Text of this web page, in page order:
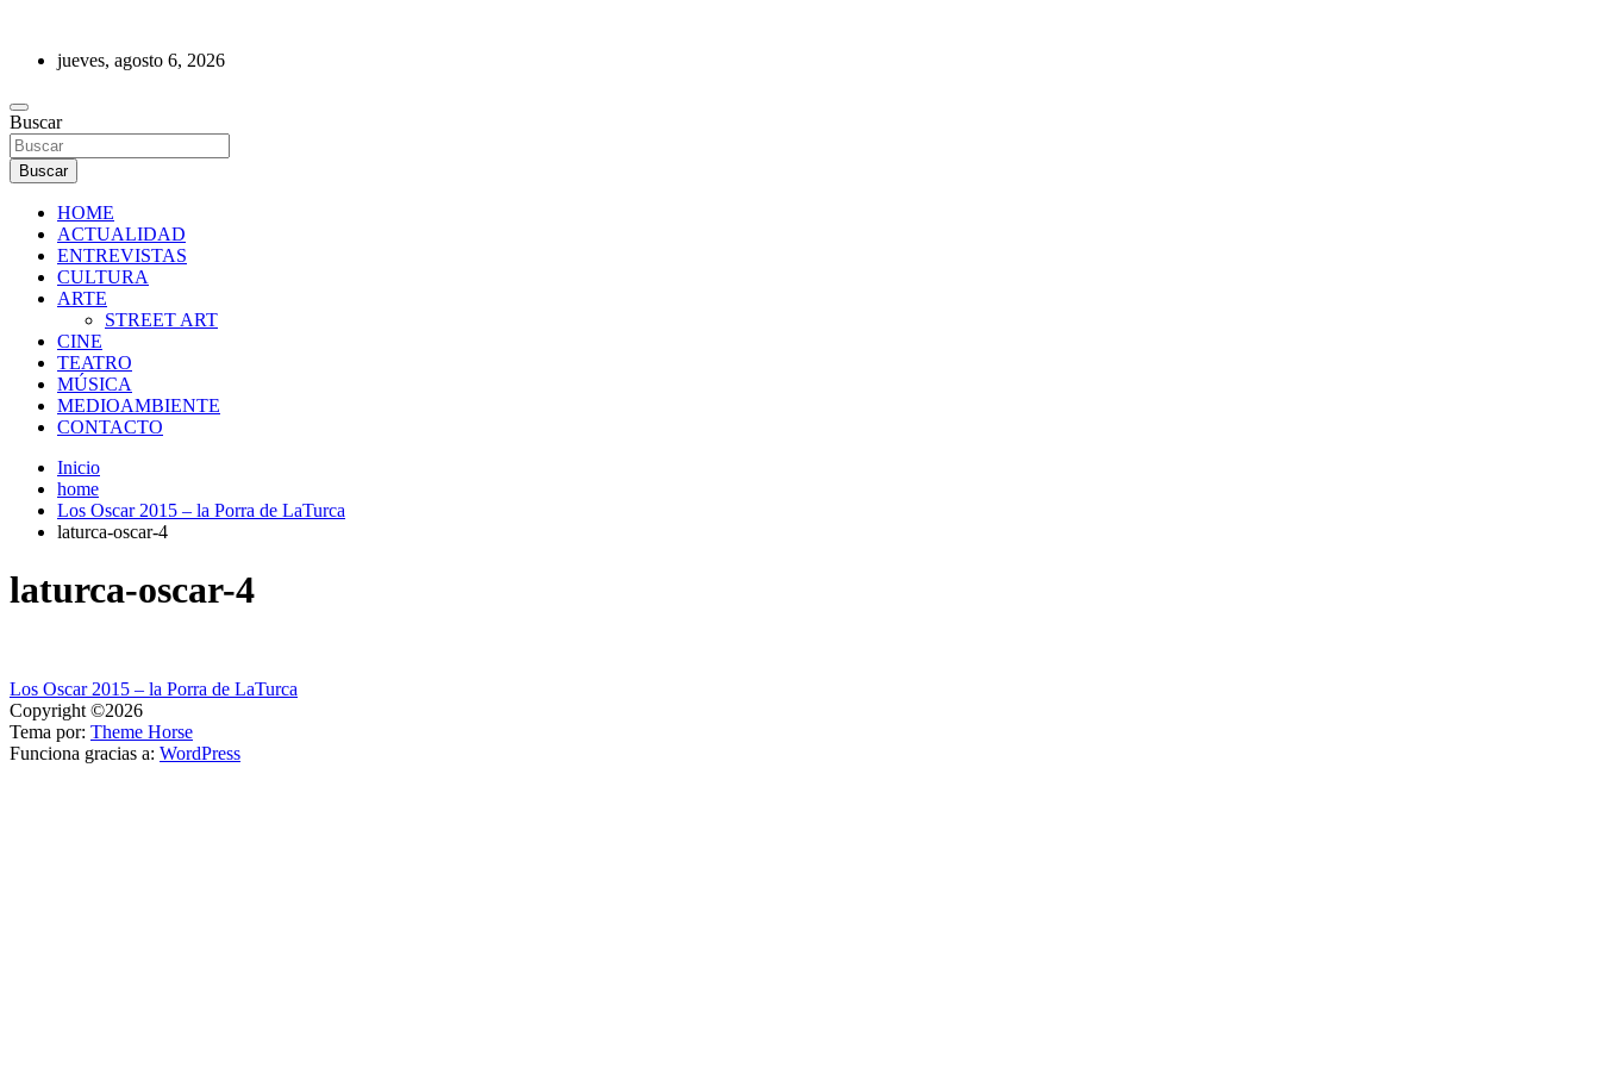
contenidojueves, agosto 6, 2026
REVISTA DE PRENSA
Buscar
Buscar
HOME
ACTUALIDAD
ENTREVISTAS
CULTURA
ARTE
STREET ART
CINE
TEATRO
MÚSICA
MEDIOAMBIENTE
CONTACTO
Inicio
home
Los Oscar 2015 – la Porra de LaTurca
laturca-oscar-4
laturca-oscar-4
Navegación
de
entradas
Los Oscar 2015 – la Porra de LaTurca
Copyright ©2026
Tema por: Theme Horse
Funciona gracias a: WordPress